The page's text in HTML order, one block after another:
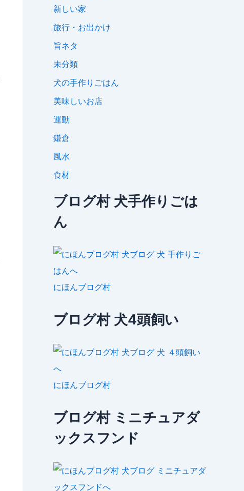
新しい家
旅行・お出かけ
旨ネタ
未分類
犬の手作りごはん
美味しいお店
運動
鎌倉
風水
食材
ブログ村 犬手作りごは
ん
にほんブログ村
ブログ村 犬4頭飼い
にほんブログ村
ブログ村 ミニチュアダ
ックスフンド